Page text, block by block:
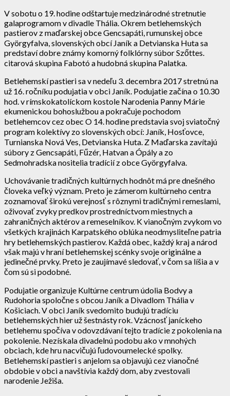
V sobotu o 19. hodine odštartuje medzinárodné stretnutie
galaprogramom v divadle Thália. Okrem betlehemských
pastierov z maďarskej obce Gencsapáti, rumunskej obce
Györgyfalva, slovenských obcí Janík a Detvianska Huta sa
predstaví dobre známy komorný folklórny súbor Szőttes.
citarová skupina Fabotó a hudobná skupina Palatka.
Betlehemskí pastieri sa v nedeľu 3. decembra 2017 stretnú na
už 16. ročníku podujatia v obci Janík. Podujatie začína o 10.30
hod. v rímskokatolíckom kostole Narodenia Panny Márie
ekumenickou bohoslužbou a pokračuje pochodom
betlehemcov cez obec O 14. hodine predstavia svoj sviatočný
program kolektívy zo slovenských obcí: Janík, Hosťovce,
Turnianska Nová Ves, Detvianska Huta. Z Maďarska zavítajú
súbory z Gencsapáti, Fűzér, Hatvan a Ópály a zo
Sedmohradska nositelia tradícií z obce Györgyfalva.
Uchovávanie tradičných kultúrnych hodnôt má pre dnešného
človeka veľký význam. Preto je zámerom kultúrneho centra
zoznamovať širokú verejnosť s rôznymi tradičnými remeslami,
oživovať zvyky predkov prostredníctvom miestnych a
zahraničných aktérov a remeselníkov. K vianočným zvykom vo
všetkých krajinách Karpatského oblúka neodmysliteľne patria
hry betlehemských pastierov. Každá obec, každý kraj a národ
však majú v hraní betlehemskej scénky svoje originálne a
jedinečné prvky. Preto je zaujímavé sledovať, v čom sa líšia a v
čom sú si podobné.
Podujatie organizuje Kultúrne centrum údolia Bodvy a
Rudohoria spoločne s obcou Janík a Divadlom Thália v
Košiciach. V obci Janík svedomito budujú tradíciu
betlehemských hier už šestnásty rok. Vzácnosť janíckeho
betlehemu spočíva v odovzdávaní tejto tradície z pokolenia na
pokolenie. Nezískala divadelnú podobu ako v mnohých
obciach, kde hru nacvičujú ľudovoumelecké spolky.
Betlehemskí pastieri s anjelom sa objavujú cez vianočné
obdobie v obci a navštívia každý dom, aby zvestovali
narodenie Ježiša.